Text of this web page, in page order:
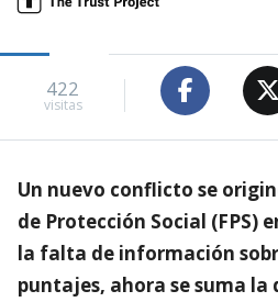
422
visitas
Un nuevo conflicto se
de Protección Social (FPS)
la falta de información
puntajes, ahora se suma